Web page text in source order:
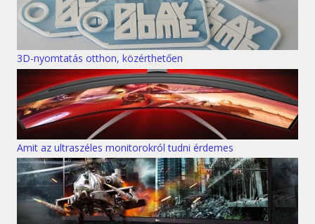
3D-nyomtatás otthon, közérthetően
Amit az ultraszéles monitorokról tudni érdemes